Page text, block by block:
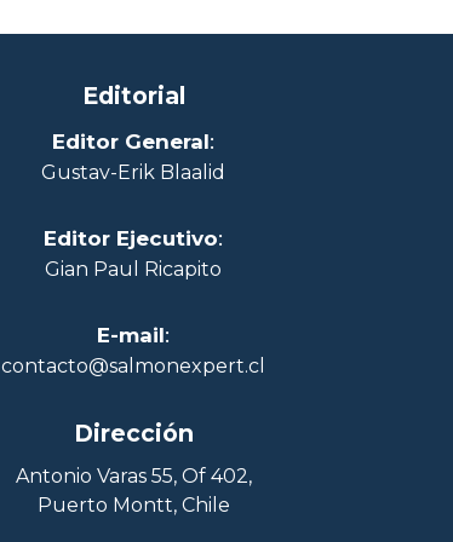
Editorial
Editor General:
Gustav-Erik Blaalid
Editor Ejecutivo:
Gian Paul Ricapito
E-mail:
contacto@salmonexpert.cl
Dirección
Antonio Varas 55, Of 402,
Puerto Montt, Chile